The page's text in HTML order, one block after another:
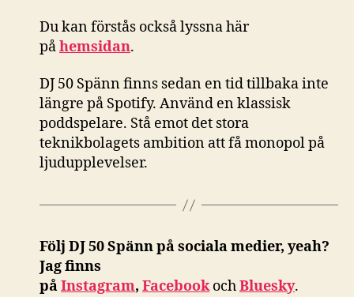
Du kan förstås ocksålyssna här
påhemsidan.
DJ 50 Spänn finns sedan en tid tillbaka inte
längre på Spotify. Använd en klassisk
poddspelare. Stå emot det stora
teknikbolagets ambition att få monopol på
ljudupplevelser.
Följ DJ 50 Spänn på sociala medier, yeah?
Jag finns
påInstagram, FacebookochBluesky.